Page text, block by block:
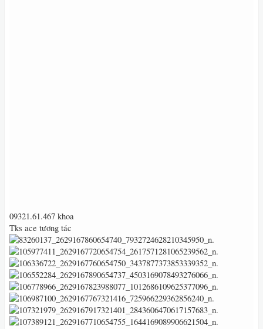
09321.61.467 khoa
Tks ace tương tác